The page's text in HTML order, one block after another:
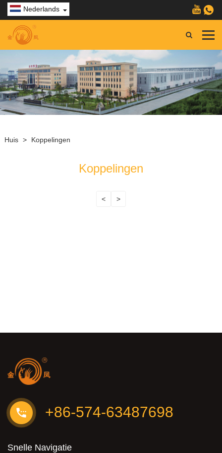
Nederlands
Huis > Koppelingen
Koppelingen
< >
+86-574-63487698
Snelle Navigatie